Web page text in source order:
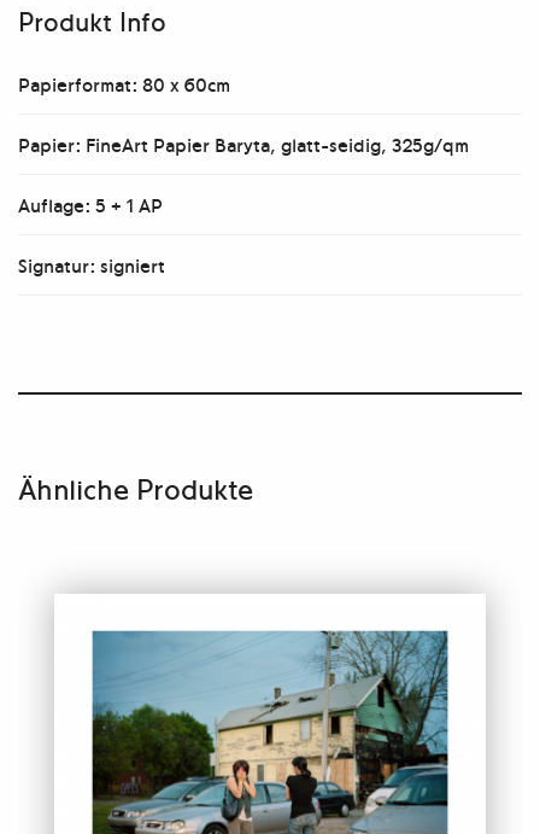
Produkt Info
Papierformat: 80 x 60cm
Papier: FineArt Papier Baryta, glatt-seidig, 325g/qm
Auflage: 5 + 1 AP
Signatur: signiert
Ähnliche Produkte